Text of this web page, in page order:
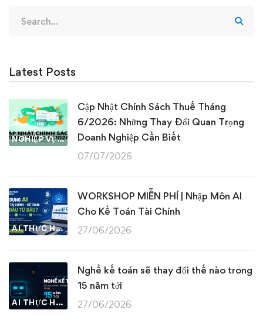
for:
Latest Posts
NGHIỆP VỤ KẾ TOÁN & THUẾ
Cập Nhật Chính Sách Thuế Tháng
6/2026: Những Thay Đổi Quan Trọng
Doanh Nghiệp Cần Biết
07/07/2026
AI THỰC HÀNH
WORKSHOP MIỄN PHÍ | Nhập Môn AI
Cho Kế Toán Tài Chính
27/06/2026
AI THỰC HÀNH
Nghề kế toán sẽ thay đổi thế nào trong
15 năm tới
27/06/2026